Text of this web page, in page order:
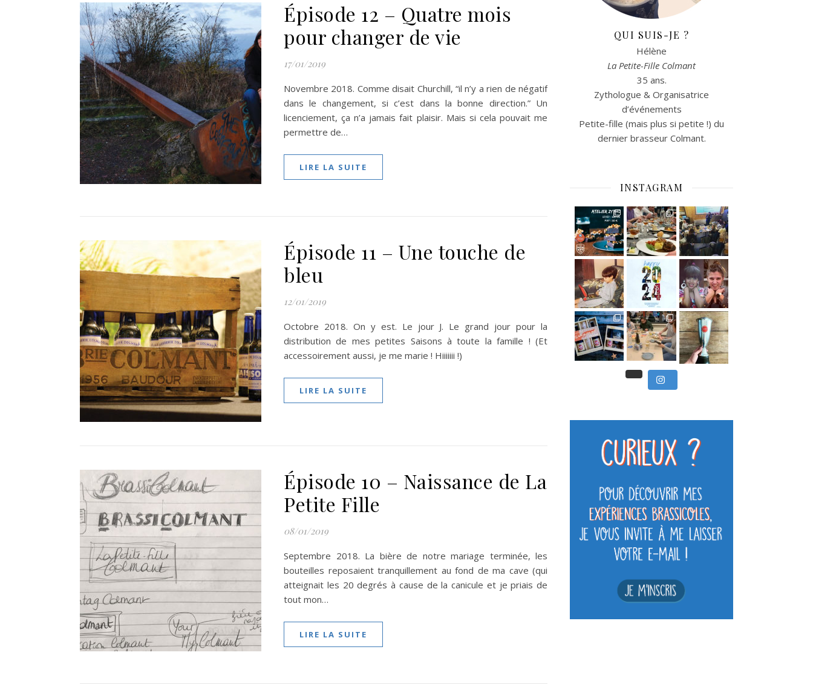
Épisode 12 – Quatre mois
pour changer de vie
17/01/2019
Novembre 2018. Comme disait Churchill, “il n’y a rien de négatif
dans le changement, si c’est dans la bonne direction.” Un
licenciement, ça n’a jamais fait plaisir. Mais si cela pouvait me
permettre de…
LIRE LA SUITE
Épisode 11 – Une touche de
bleu
12/01/2019
Octobre 2018. On y est. Le jour J. Le grand jour pour la
distribution de mes petites Saisons à toute la famille ! (Et
accessoirement aussi, je me marie ! Hiiiiiii !)
LIRE LA SUITE
Épisode 10 – Naissance de La
Petite Fille
08/01/2019
Septembre 2018. La bière de notre mariage terminée, les
bouteilles reposaient tranquillement au fond de ma cave (qui
atteignait les 20 degrés à cause de la canicule et je priais de
tout mon…
LIRE LA SUITE
QUI SUIS-JE ?
Hélène
La Petite-Fille Colmant
35 ans.
Zythologue & Organisatrice
d’événements
Petite-fille (mais plus si petite !) du
dernier brasseur Colmant.
INSTAGRAM
C’est déjà mercredi !
Viens
, du beau Et tou
] Ce week-end marque
Nous avons clôturé le modu
] Pendant